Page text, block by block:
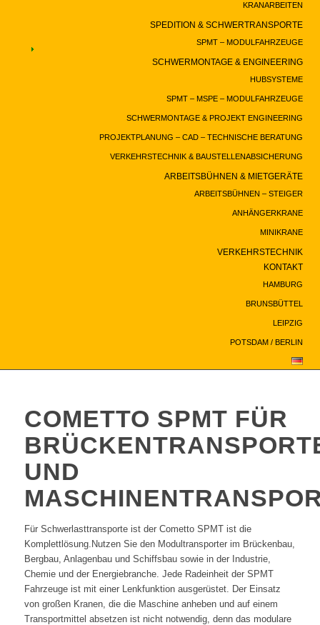
KRANARBEITEN
SPEDITION & SCHWERTRANSPORTE
SPMT – MODULFAHRZEUGE
SCHWERMONTAGE & ENGINEERING
HUBSYSTEME
SPMT – MSPE – MODULFAHRZEUGE
SCHWERMONTAGE & PROJEKT ENGINEERING
PROJEKTPLANUNG – CAD – TECHNISCHE BERATUNG
VERKEHRSTECHNIK & BAUSTELLENABSICHERUNG
ARBEITSBÜHNEN & MIETGERÄTE
ARBEITSBÜHNEN – STEIGER
ANHÄNGERKRANE
MINIKRANE
VERKEHRSTECHNIK
KONTAKT
HAMBURG
BRUNSBÜTTEL
LEIPZIG
POTSDAM / BERLIN
COMETTO SPMT FÜR
UND
Für Schwerlasttransporte ist der Cometto SPMT ist die
Komplettlösung.Nutzen Sie den Modultransporter im Brückenbau,
Bergbau, Anlagenbau und Schiffsbau sowie in der Industrie,
Chemie und der Energiebranche. Jede Radeinheit der SPMT
Fahrzeuge ist mit einer Lenkfunktion ausgerüstet. Der Einsatz
von großen Kranen, die die Maschine anheben und auf einem
Transportmittel absetzen ist nicht notwendig, denn das modulare